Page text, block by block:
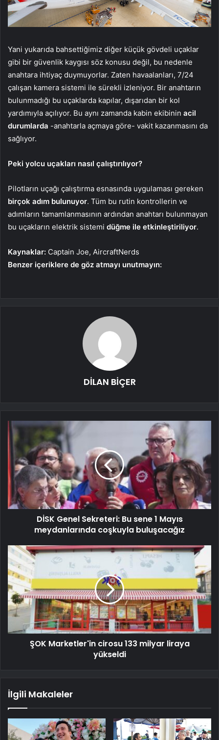
Yani yukarıda bahsettiğimiz diğer küçük gövdeli uçaklar
gibi bir güvenlik kaygısı söz konusu değil, bu nedenle
anahtara ihtiyaç duymuyorlar. Zaten havaalanları, 7/24
çalışan kamera sistemi ile sürekli izleniyor. Bir anahtarın
bulunmadığı bu uçaklarda kapılar, dışarıdan bir kol
yardımıyla açılıyor. Bu aynı zamanda kabin ekibinin acil
durumlarda -anahtarla açmaya göre- vakit kazanmasını da
sağlıyor.
Peki yolcu uçakları nasıl çalıştırılıyor?
Pilotların uçağı çalıştırma esnasında uygulaması gereken
birçok adım bulunuyor. Tüm bu rutin kontrollerin ve
adımların tamamlanmasının ardından anahtarı bulunmayan
bu uçakların elektrik sistemi düğme ile etkinleştiriliyor.
Kaynaklar: Captain Joe, AircraftNerds
Benzer içeriklere de göz atmayı unutmayın:
DİLAN BİÇER
DİSK Genel Sekreteri: Bu sene 1 Mayıs
meydanlarında coşkuyla buluşacağız
ŞOK Marketler'in cirosu 133 milyar liraya
yükseldi
İlgili Makaleler